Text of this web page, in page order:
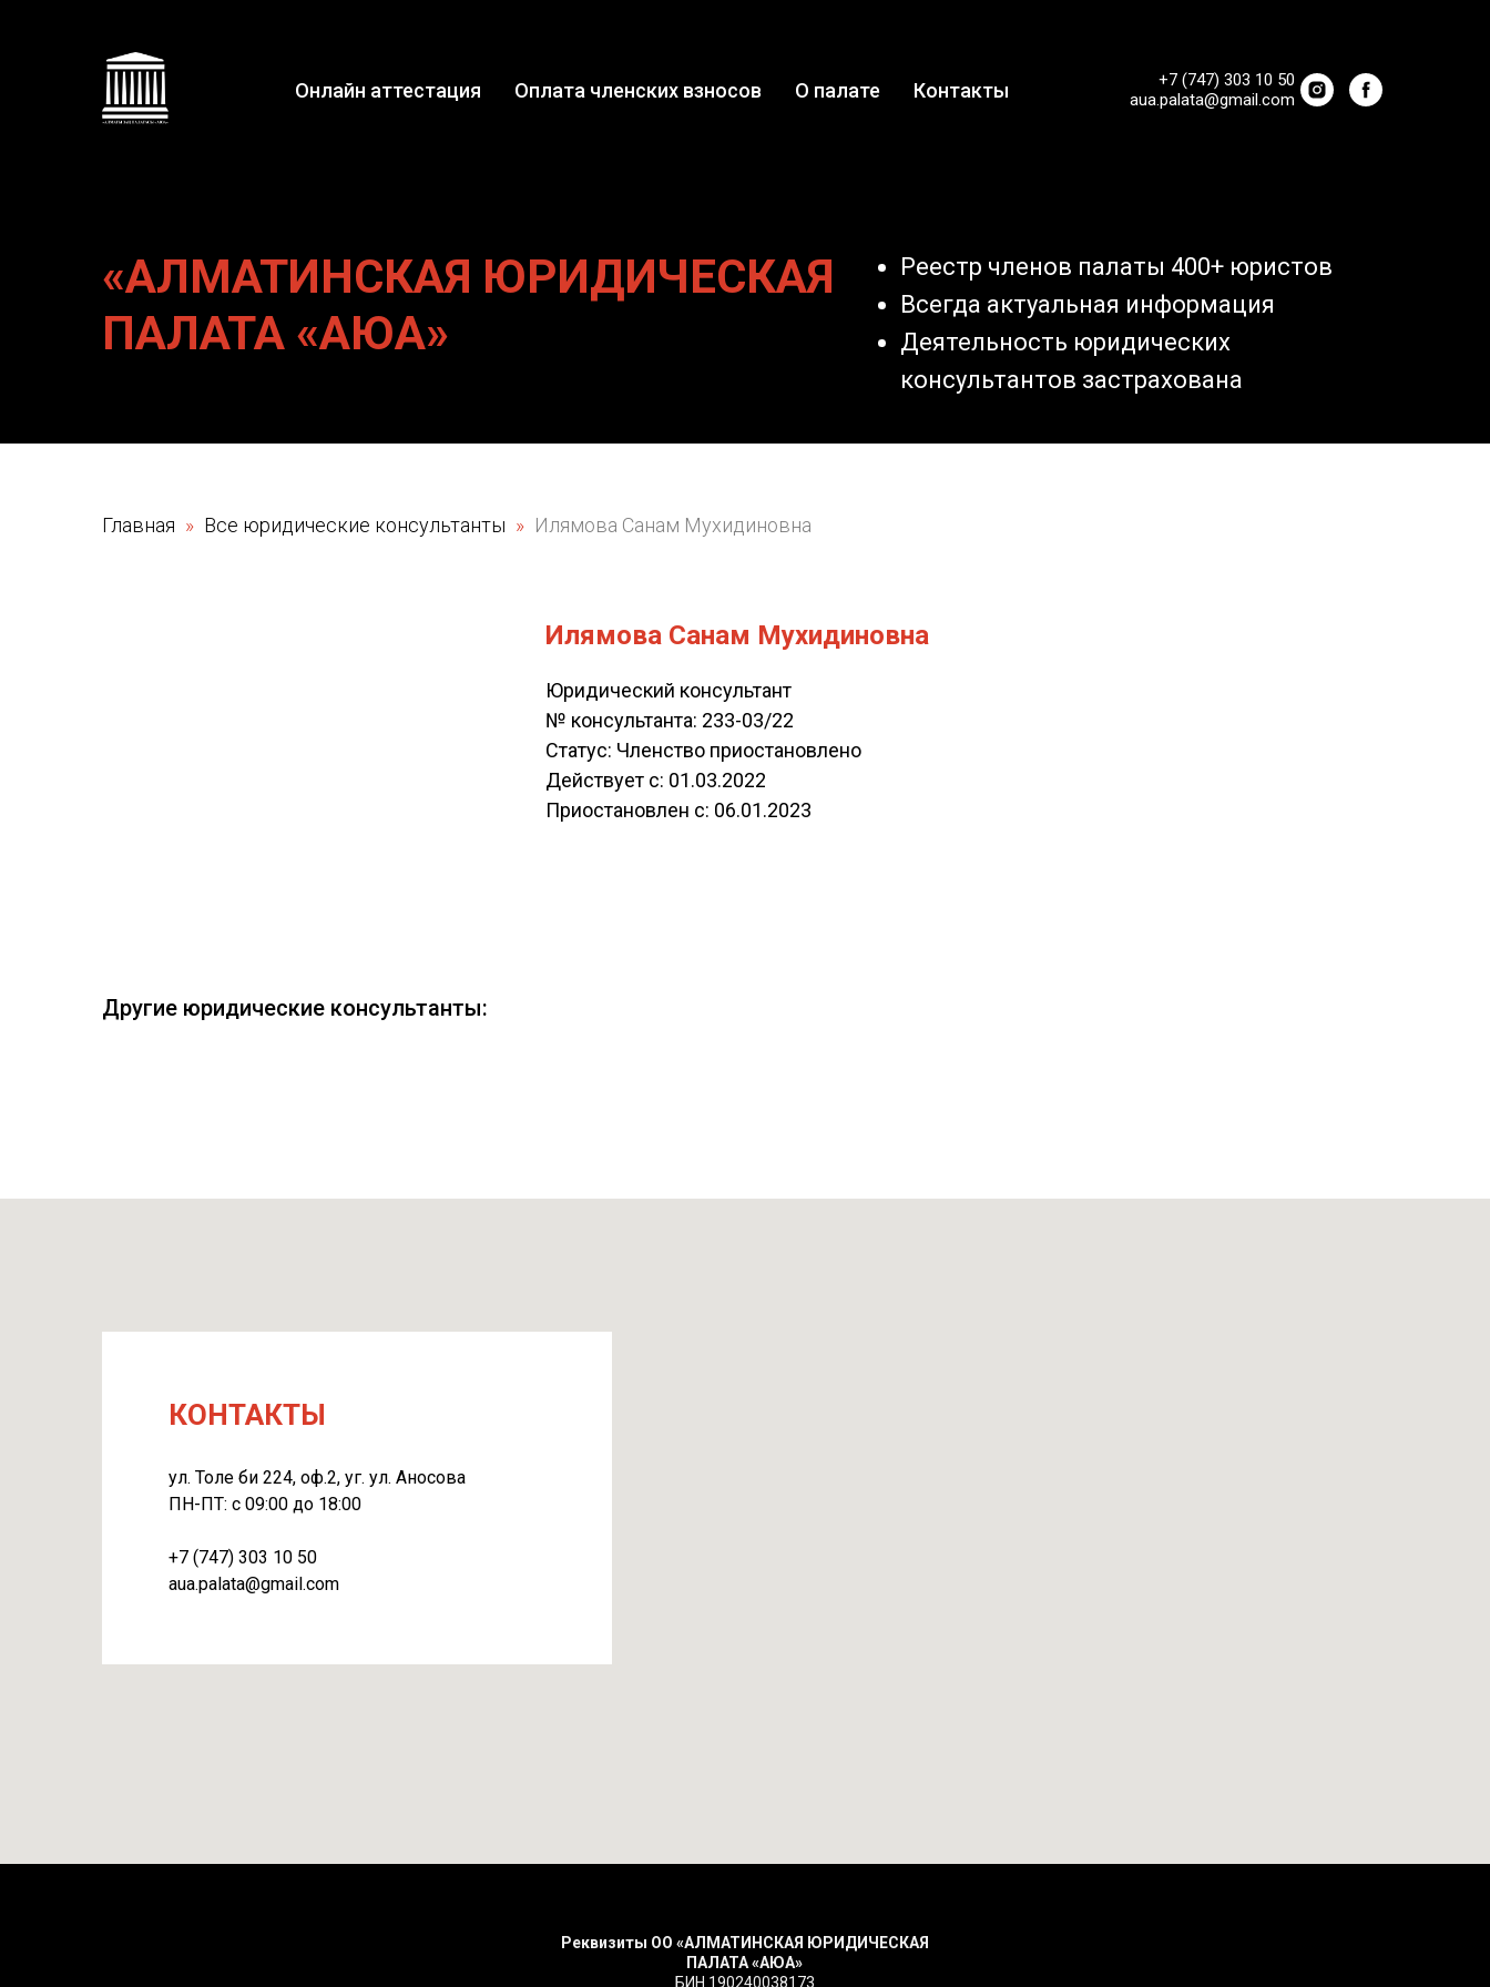
Онлайн аттестация Оплата членских взносов О палате Контакты
+7 (747) 303 10 50
aua.palata@gmail.com
«АЛМАТИНСКАЯ ЮРИДИЧЕСКАЯ
ПАЛАТА «АЮА»
Реестр членов палаты 400+ юристов
Всегда актуальная информация
Деятельность юридических
консультантов застрахована
Главная Все юридические консультанты Илямова Санам Мухидиновна
Илямова Санам Мухидиновна
Юридический консультант
№ консультанта: 233-03/22
Статус: Членство приостановлено
Действует c: 01.03.2022
Приостановлен c: 06.01.2023
Другие юридические консультанты:
КОНТАКТЫ
ул. Толе би 224, оф.2, уг. ул. Аносова
ПН-ПТ: с 09:00 до 18:00
+7 (747) 303 10 50
aua.palata@gmail.com
Реквизиты ОО «АЛМАТИНСКАЯ ЮРИДИЧЕСКАЯ
ПАЛАТА «АЮА»
БИН 190240038173